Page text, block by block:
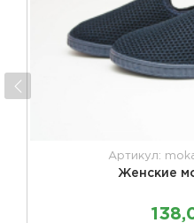
Артикул:
Женские